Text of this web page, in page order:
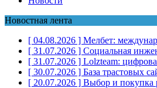
Новостная лента
[ 04.08.2026 ] Мелбет:
[ 31.07.2026 ] Социальная
[ 31.07.2026 ] Lolzteam:
[ 30.07.2026 ] База трастовых
[ 20.07.2026 ] Выбор и покупка